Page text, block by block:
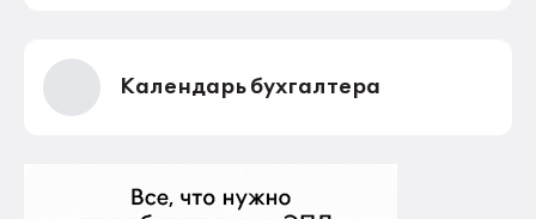
Календарь бухгалтера